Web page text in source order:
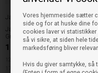
Vores hjemmeside sætter
side og for at huske dine
cookies laver vi
så vi sikre, at siden hele
markedsføring bliver
Hvis du giver samtykke,
Jack & Jones børn
Jack & Jones Underbukser - Light
Grey/Black/White (3pak)
199,95 DKK